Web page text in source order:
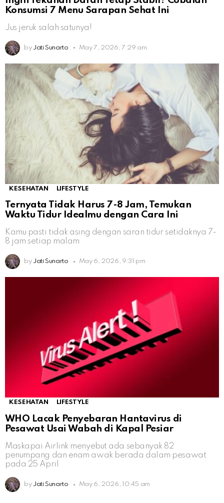
Konsumsi 7 Menu Sarapan Sehat Ini
Jus jeruk salah satunya!
by Jati Sunarto May 7, 2026, 7:29 am
KESEHATAN LIFESTYLE
Ternyata Tidak Harus 7-8 Jam, Temukan
Waktu Tidur Idealmu dengan Cara Ini
Kamu pasti tidak asing dengan saran tidur setidaknya 7-
8 jam setiap malam
by Jati Sunarto May 6, 2026, 9:31 pm
KESEHATAN LIFESTYLE
WHO Lacak Penyebaran Hantavirus di
Pesawat Usai Wabah di Kapal Pesiar
Maskapai Airlink menyebut ada sebanyak 82
penumpang dan enam awak berada dalam pesawat
pada 25 April
by Jati Sunarto May 6, 2026, 10:45 am